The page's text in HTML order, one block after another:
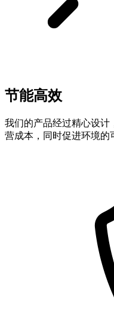
节能高效
我们的产品经过精心设计
营成本，同时促进环境的